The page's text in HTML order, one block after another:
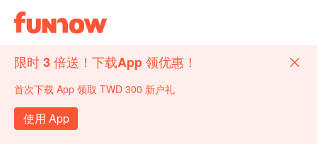
限时 3 倍送！下载App 领优惠！
首次下载 App 领取 TWD 300 新户礼
使用 App